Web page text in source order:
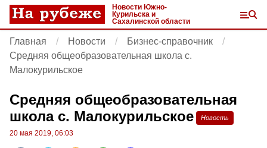
Новости Южно-
Курильска и
Сахалинской области
Главная Новости
Бизнес-справочник
Средняя общеобразовательная школа с.
Малокурильское
Средняя общеобразовательная
школа с. Малокурильское
Новость
20 мая 2019, 06:03